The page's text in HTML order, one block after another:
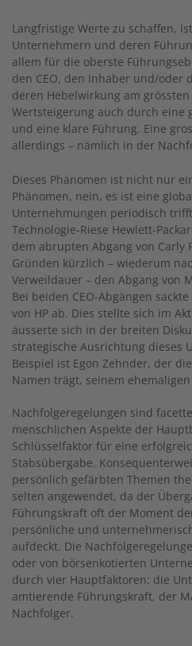
Langfristige Werte zu schaffen,
Unternehmern und deren
allem für die oberste
den CEO, den Inhaber und/oder
deren Hebelwirkung am
Wertsteigerung auch durch eine
und eine klare Führung. Eine
allerdings – nämlich in der
Dieses Phänomen ist nicht nur
Phänomen, nein, es ist eine
Unternehmungen periodisch
Technologie-Riese Hewlett-
dem abrupten Abgang von Carly
Gründen kürzlich – wiederum
Verweildauer – den Abgang von
Bei beiden CEO-Abgängen
von HP ab. Dies stellte sich im
äusserte sich in der breiten
strategische Ausrichtung dieses
Beispiel ist Egon Zehnder, der
Namen trägt, seinem
Nachfolgeregelungen sind
menschlichen Aspekte der
Schlüsselfaktor für eine
Stabsübergabe.
persönlich gefärbten Themen
selten angewendet, da der
Führungskraft oft der Moment
persönliche und
aufdeckt. Die
oder von börsenkotierten
durch vier Hauptfaktoren: die
amtierende Führungskraft, der
Nachfolger.